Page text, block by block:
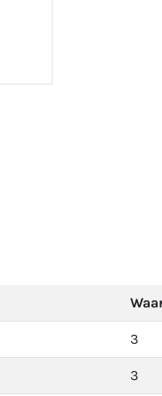
3
3